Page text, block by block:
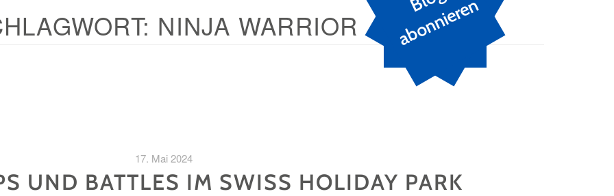
n
NINJA WARRIOR
17. Mai 2024
UND BATTLES IM SWISS HOLIDAY PARK